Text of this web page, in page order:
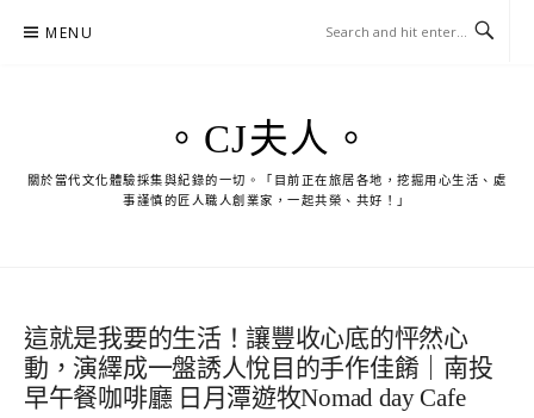
MENU
。CJ夫人。
關於當代文化體驗採集與紀錄的一切。「目前正在旅居各地，挖掘用心生活、處
事謹慎的匠人職人創業家，一起共榮、共好！」
這就是我要的生活！讓豐收心底的怦然心
動，演繹成一盤誘人悅目的手作佳餚｜南投
早午餐咖啡廳 日月潭遊牧Nomad day Cafe